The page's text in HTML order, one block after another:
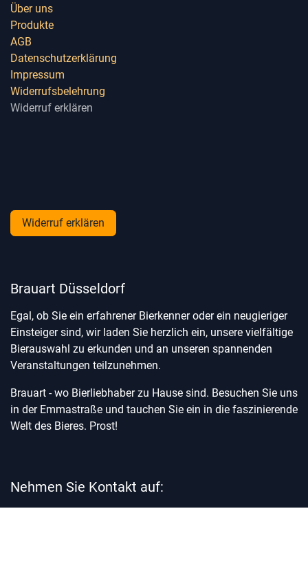
Über uns
Produkte
AGB
Datenschutzerklärung
Impressum
Widerrufsbelehrung
Widerruf erklären
Widerruf erklären
Brauart Düsseldorf
Egal, ob Sie ein erfahrener Bierkenner oder ein neugieriger
Einsteiger sind, wir laden Sie herzlich ein, unsere vielfältige
Bierauswahl zu erkunden und an unseren spannenden
Veranstaltungen teilzunehmen.
Brauart - wo Bierliebhaber zu Hause sind. Besuchen Sie uns
in der Emmastraße und tauchen Sie ein in die faszinierende
Welt des Bieres. Prost!
Nehmen Sie Kontakt auf: